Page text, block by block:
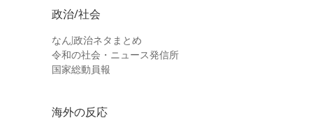
政治/社会
なんJ政治ネタまとめ
令和の社会・ニュース発信所
国家総動員報
海外の反応